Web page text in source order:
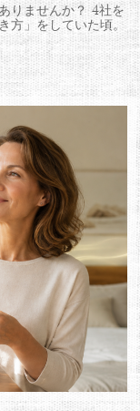
りませんか？ 4社を
方」をしていた頃。